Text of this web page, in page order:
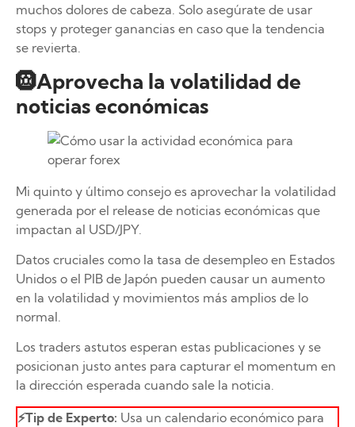
muchos dolores de cabeza. Solo asegúrate de usar
stops y proteger ganancias en caso que la tendencia
se revierta.
🛞Aprovecha la volatilidad de
noticias económicas
Mi quinto y último consejo es aprovechar la volatilidad
generada por el release de noticias económicas que
impactan al USD/JPY.
Datos cruciales como la tasa de desempleo en Estados
Unidos o el PIB de Japón pueden causar un aumento
en la volatilidad y movimientos más amplios de lo
normal.
Los traders astutos esperan estas publicaciones y se
posicionan justo antes para capturar el momentum en
la dirección esperada cuando sale la noticia.
⚡Tip de Experto: Usa un calendario económico para